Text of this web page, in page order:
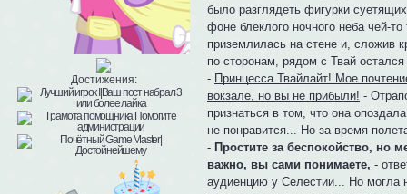
Достижения:
было разглядеть фигурки
фоне блеклого ночного неба чей-
приземлилась на стене и, сложив
по сторонам, рядом с Твай
- Принцесса Твайлайт! Мое
вокзале, но вы не прибыли! -
признаться в том, что она
не понравится... Но за время
-Простите за беспокойство, но
важно, вы сами понимаете, -
аудиенцию у Селестии... Но могла